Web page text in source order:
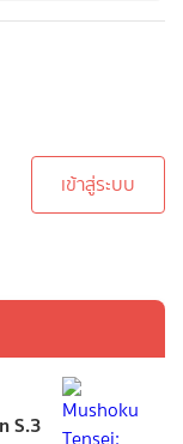
เข้าสู่ระบบ
S.3